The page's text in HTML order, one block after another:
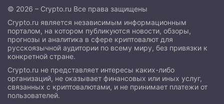
© 2026 – Crypto.ru Все права защищены
Crypto.ru является независимым информационным
порталом, на котором публикуются новости, обзоры,
прогнозы и аналитика в сфере криптовалют для
русскоязычной аудитории по всему миру, без привязки к
конкретной стране.
Crypto.ru не представляет интересы каких-либо
организаций, не оказывает финансовых или иных услуг,
связанных с криптовалютами, и не принимает платежи от
пользователей.